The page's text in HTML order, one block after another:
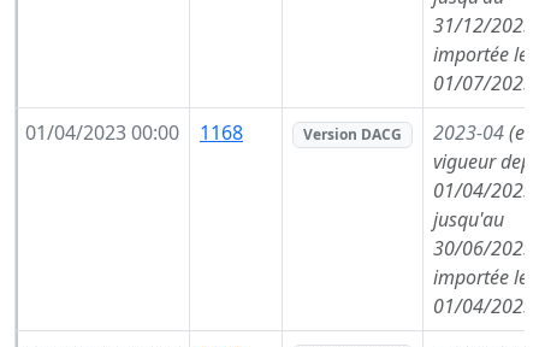
31/12/2023,
importée le
01/07/2023)
01/04/2023 00:00
1168 Version DACG 2023-04(en
vigueur
01/04/2023,
jusqu'au
30/06/2023,
importée le
01/04/2023)